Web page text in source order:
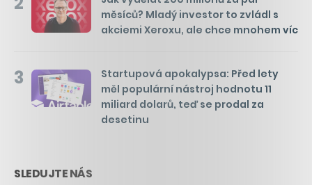
měsíců? Mladý investor to zvládl s
akciemi Xeroxu, ale chce mnohem víc
3
Startupová apokalypsa: Před lety
měl populární nástroj hodnotu 11
miliard dolarů, teď se prodal za
desetinu
SLEDUJTE NÁS